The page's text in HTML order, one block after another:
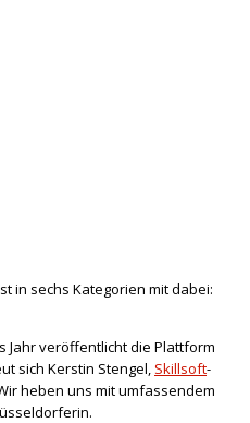
in sechs Kategorien mit dabei:
Jahr veröffentlicht die Plattform
sich Kerstin Stengel, Skillsoft-
heben uns mit umfassendem